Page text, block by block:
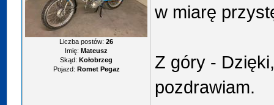
Liczba postów:26
Imię: Mateusz
Skąd: Kołobrzeg
Pojazd: Romet Pegaz
w miarę
Z góry -
pozdrawiam.